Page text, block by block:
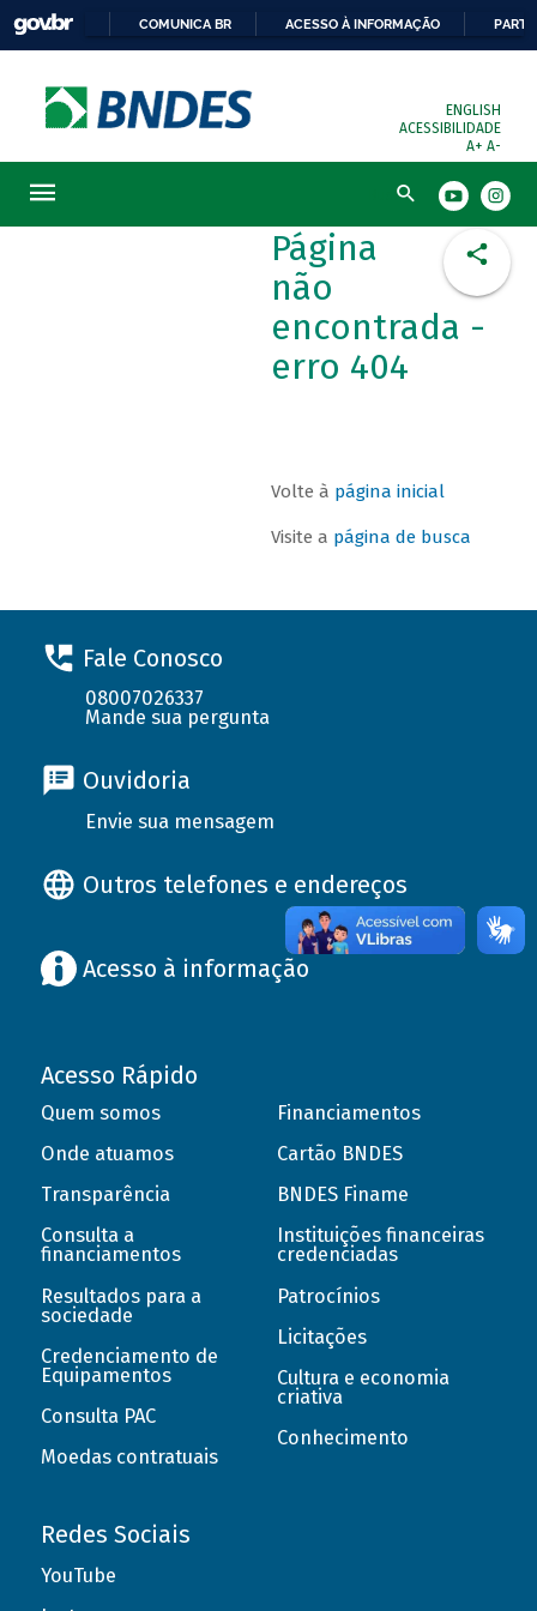
COMUNICA BR ACESSO À INFORMAÇÃO
ENGLISH
ACESSIBILIDADE
A+ A-
Busca
Página
não
encontrada -
erro 404
Volte à página inicial
Visite a página de busca
Fale Conosco
08007026337
Mande sua pergunta
Ouvidoria
Envie sua mensagem
Outros telefones e endereços
Acesso à informação
Acesso Rápido
Quem somos
Onde atuamos
Transparência
Consulta a
financiamentos
Resultados para a
sociedade
Credenciamento de
Equipamentos
Consulta PAC
Moedas contratuais
Financiamentos
Cartão BNDES
BNDES Finame
Instituições financeiras
credenciadas
Patrocínios
Licitações
Cultura e economia
criativa
Conhecimento
Redes Sociais
YouTube